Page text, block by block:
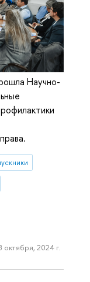
Научно-
октября, 2024 г.